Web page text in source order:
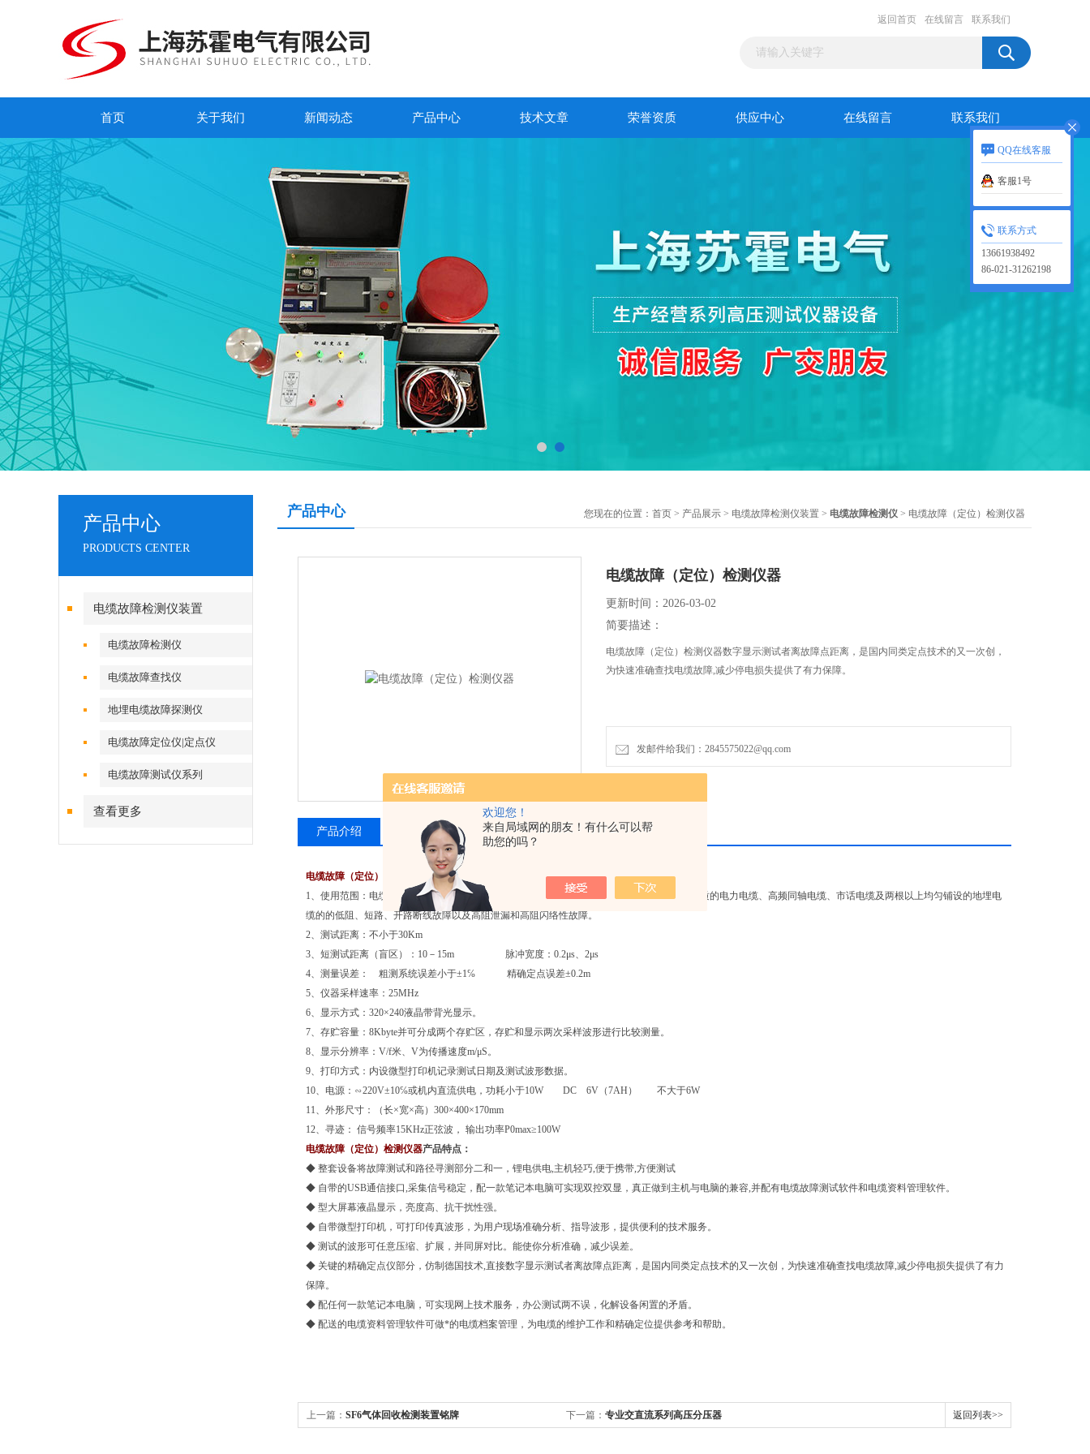
欢迎您！
来自局域网的朋友！有什么可以帮
助您的吗？
返回首页 在线留言 联系我们
首页 关于我们 新闻动态 产品中心 技术文章 荣誉资质 供应中心 在线留言 联系我们
产品中心
PRODUCTS CENTER
电缆故障检测仪装置
电缆故障检测仪
电缆故障查找仪
地埋电缆故障探测仪
电缆故障定位仪|定点仪
电缆故障测试仪系列
查看更多
产品中心 您现在的位置： 首页 > 产品展示 > 电缆故障检测仪装置 > 电缆故障检测仪 > 电缆故障（定位）检测仪器
电缆故障（定位）检测仪器
更新时间：2026-03-02
简要描述：
电缆故障（定位）检测仪器数字显示测试者离故障点距离，是国内同类定点技术的又一次创，
为快速准确查找电缆故障,减少停电损失提供了有力保障。
发邮件给我们：2845575022@qq.com
产品介绍 相关产品 留言询价
电缆故障（定位）检测仪器
技术参数：
1、使用范围：电缆故障定位仪适用于测量各种不同电压等级、不同截面、不同介质及各种材质的电力电缆、高频同轴电缆、市话电缆及两根以上均匀铺设的地埋电
缆的的低阻、短路、开路断线故障以及高阻泄漏和高阻闪络性故障。
2、测试距离：不小于30Km
3、短测试距离（盲区）：10－15m 脉冲宽度：0.2μs、2μs
4、测量误差： 粗测系统误差小于±1℅ 精确定点误差±0.2m
5、仪器采样速率：25MHz
6、显示方式：320×240液晶带背光显示。
7、存贮容量：8Kbyte并可分成两个存贮区，存贮和显示两次采样波形进行比较测量。
8、显示分辨率：V/f米、V为传播速度m/μS。
9、打印方式：内设微型打印机记录测试日期及测试波形数据。
10、电源：∽220V±10℅或机内直流供电，功耗小于10W DC 6V（7AH） 不大于6W
11、外形尺寸：（长×宽×高）300×400×170mm
12、寻迹： 信号频率15KHz正弦波， 输出功率P0max≥100W
电缆故障（定位）检测仪器产品特点：
◆ 整套设备将故障测试和路径寻测部分二和一，锂电供电,主机轻巧,便于携带,方便测试
◆ 自带的USB通信接口,采集信号稳定，配一款笔记本电脑可实现双控双显，真正做到主机与电脑的兼容,并配有电缆故障测试软件和电缆资料管理软件。
◆ 型大屏幕液晶显示，亮度高、抗干扰性强。
◆ 自带微型打印机，可打印传真波形，为用户现场准确分析、指导波形，提供便利的技术服务。
◆ 测试的波形可任意压缩、扩展，并同屏对比。能使你分析准确，减少误差。
◆ 关键的精确定点仪部分，仿制德国技术,直接数字显示测试者离故障点距离，是国内同类定点技术的又一次创，为快速准确查找电缆故障,减少停电损失提供了有力
保障。
◆ 配任何一款笔记本电脑，可实现网上技术服务，办公测试两不误，化解设备闲置的矛盾。
◆ 配送的电缆资料管理软件可做*的电缆档案管理，为电缆的维护工作和精确定位提供参考和帮助。
上一篇： SF6气体回收检测装置铭牌 下一篇： 专业交直流系列高压分压器 返回列表>>
QQ在线客服
客服1号
联系方式
13661938492
86-021-31262198